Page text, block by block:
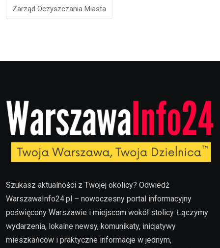
Zarząd Oczyszczania Miasta
Szukasz aktualności z Twojej okolicy? Odwiedź
WarszawaInfo24.pl – nowoczesny portal informacyjny
poświęcony Warszawie i miejscom wokół stolicy. Łączymy
wydarzenia, lokalne newsy, komunikaty, inicjatywy
mieszkańców i praktyczne informacje w jednym,